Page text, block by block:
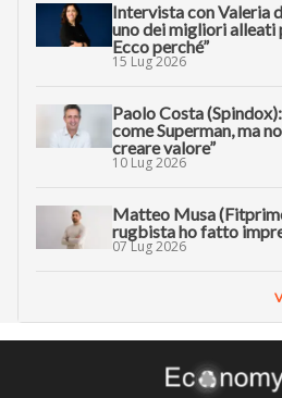
Intervista con Valeria
uno dei migliori alleati
Ecco perché”
15 Lug 2026
Paolo Costa
come Superman, ma
creare valore”
10 Lug 2026
Matteo Musa
rugbista ho fatto
07 Lug 2026